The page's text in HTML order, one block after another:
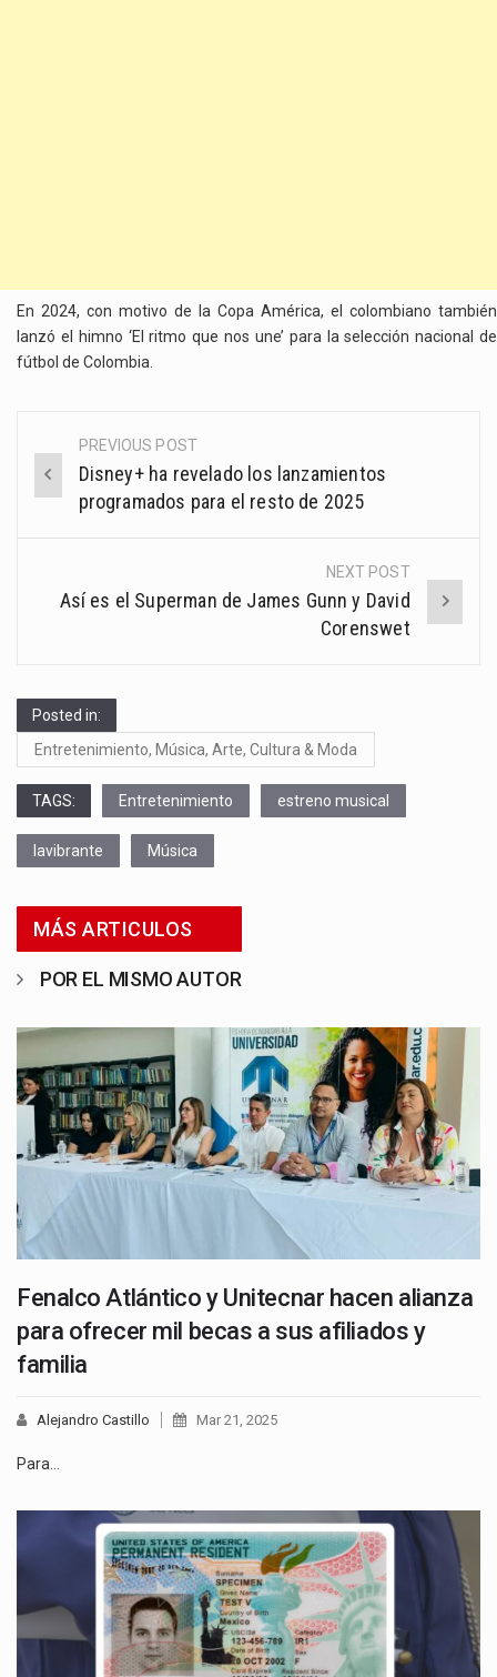
En 2024, con motivo de la Copa América, el colombiano también
lanzó el himno ‘El ritmo que nos une’ para la selección nacional de
fútbol de Colombia.
Post
navigation
PREVIOUS POST
Disney+ ha revelado los lanzamientos
programados para el resto de 2025
NEXT POST
Así es el Superman de James Gunn y David
Corenswet
Posted in:
Entretenimiento, Música, Arte, Cultura & Moda
TAGS: Entretenimiento estreno musical
lavibrante Música
MÁS ARTICULOS
POR EL MISMO AUTOR
Fenalco Atlántico y Unitecnar hacen alianza
para ofrecer mil becas a sus afiliados y
familia
Alejandro Castillo Mar 21, 2025
Para…